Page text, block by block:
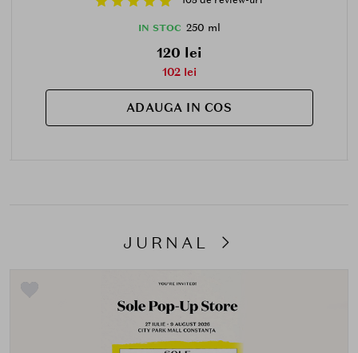
IN STOC 250 ml
120 lei
102 lei
ADAUGA IN COS
JURNAL